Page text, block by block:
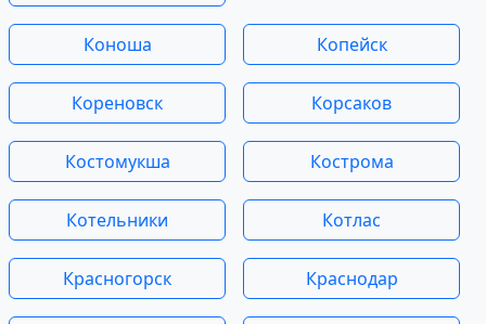
Коноша Копейск
Кореновск Корсаков
Костомукша Кострома
Котельники Котлас
Красногорск Краснодар